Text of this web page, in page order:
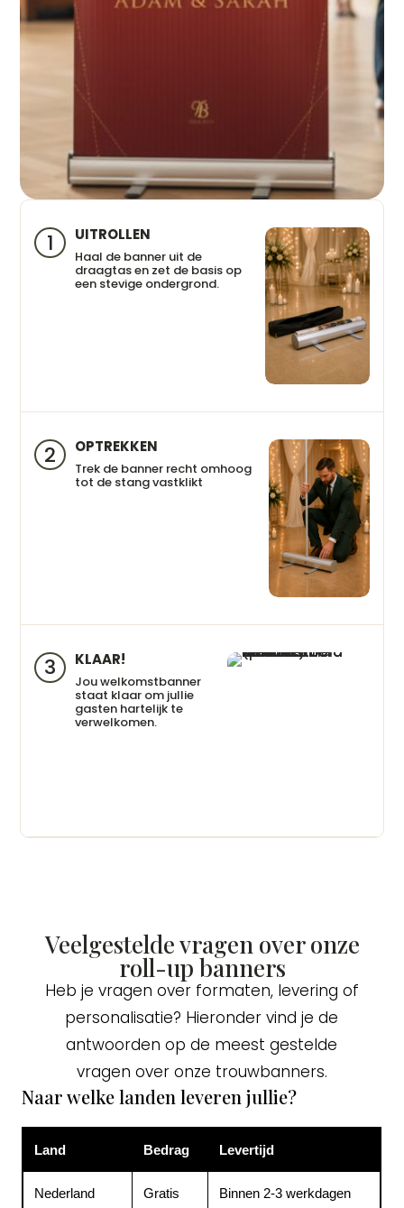
1 UITROLLEN
Haal de banner uit de
draagtas en zet de basis op
een stevige ondergrond.
2 OPTREKKEN
Trek de banner recht omhoog
tot de stang vastklikt
3 KLAAR!
Jou welkomstbanner
staat klaar om jullie
gasten hartelijk te
verwelkomen.
Veelgestelde vragen over onze
roll-up banners
Heb je vragen over formaten, levering of
personalisatie? Hieronder vind je de
antwoorden op de meest gestelde
vragen over onze trouwbanners.
Naar welke landen leveren jullie?
Land Bedrag Levertijd
Nederland Gratis Binnen 2-3 werkdagen